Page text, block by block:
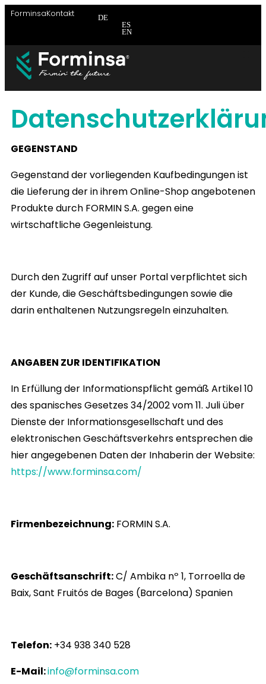
ForminsaKontakt
DE
ES
EN
GEGENSTAND
Gegenstand der vorliegenden Kaufbedingungen ist
die Lieferung der in ihrem Online-Shop angebotenen
Produkte durch FORMIN S.A. gegen eine
wirtschaftliche Gegenleistung.
Durch den Zugriff auf unser Portal verpflichtet sich
der Kunde, die Geschäftsbedingungen sowie die
darin enthaltenen Nutzungsregeln einzuhalten.
ANGABEN ZUR IDENTIFIKATION
In Erfüllung der Informationspflicht gemäß Artikel 10
des spanisches Gesetzes 34/2002 vom 11. Juli über
Dienste der Informationsgesellschaft und des
elektronischen Geschäftsverkehrs entsprechen die
hier angegebenen Daten der Inhaberin der Website:
https://www.forminsa.com/
Firmenbezeichnung: FORMIN S.A.
Geschäftsanschrift:C/ Ambika nº 1, Torroella de
Baix, Sant Fruitós de Bages (Barcelona) Spanien
Telefon: +34 938 340 528
E-Mail:info@forminsa.com